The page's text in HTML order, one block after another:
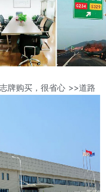
牌购买，很省心 >>道路